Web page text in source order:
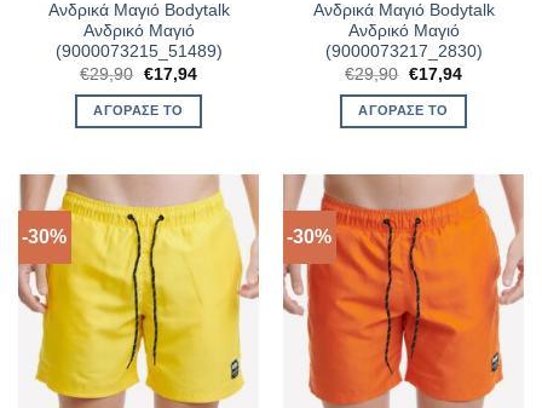
Ανδρικά Μαγιό Bodytalk
Ανδρικό Μαγιό
(9000073215_51489)
€29,90 Original
price
was:
€29,90.
€17,94Η
ΑΓΌΡΑΣΈ ΤΟ
Ανδρικά Μαγιό Bodytalk
Ανδρικό Μαγιό
(9000073217_2830)
€29,90 Original
price
was:
€29,90.
€17,94Η
ΑΓΌΡΑΣΈ ΤΟ
-30% -30%